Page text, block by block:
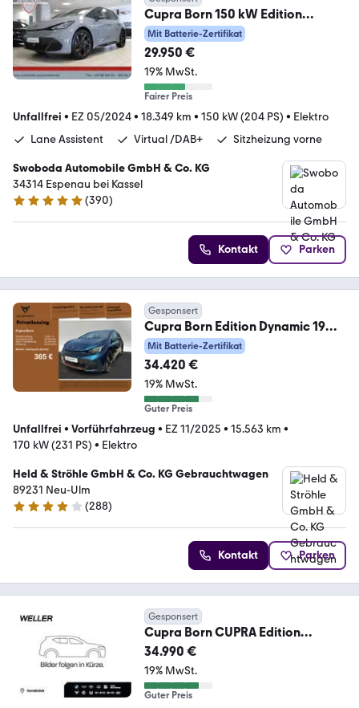
Cupra Born 150 kW Edition
Dynamic Kamera STHZ ACC
Mit Batterie-Zertifikat
29.950 €
19% MwSt.
Fairer Preis
Unfallfrei • EZ 05/2024• 18.349 km • 150 kW (204 PS) • Elektro
Lane Assistent
Virtual /DAB+ Sitzheizung vorne
Swoboda Automobile GmbH & Co. KG
34314 Espenau bei Kassel
4.9 Sterne
(390)
Kontakt Parken
Gesponsert
Cupra Born Edition Dynamic 19
NAVI SENNHEISER SHZ RFK
Mit Batterie-Zertifikat
34.420 €
19% MwSt.
Guter Preis
Unfallfrei • Vorführfahrzeug • EZ 11/2025 • 15.563 km •
170 kW (231 PS) • Elektro
Held & Ströhle GmbH & Co. KG Gebrauchtwagen
89231 Neu-Ulm
4.2 Sterne
(288)
Kontakt Parken
Gesponsert
Cupra Born CUPRA Edition
Dynamic 170 kW (231 PS) 60 kW
34.990 €
19% MwSt.
Guter Preis